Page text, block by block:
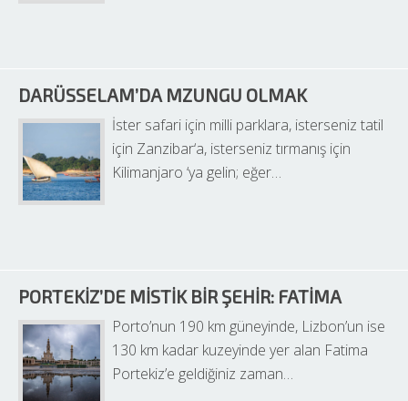
DARÜSSELAM’DA MZUNGU OLMAK
İster safari için milli parklara, isterseniz tatil
için Zanzibar‘a, isterseniz tırmanış için
Kilimanjaro ‘ya gelin; eğer…
PORTEKIZ’DE MISTIK BIR ŞEHIR: FATIMA
Porto’nun 190 km güneyinde, Lizbon’un ise
130 km kadar kuzeyinde yer alan Fatima
Portekiz’e geldiğiniz zaman…